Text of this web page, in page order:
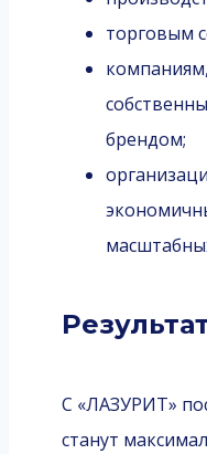
торговым
брендом;
С «ЛАЗУРИТ»
станут